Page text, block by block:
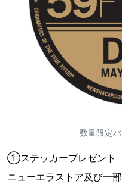
数量限定
①ステッカープレゼント
ニューエラストア及び一